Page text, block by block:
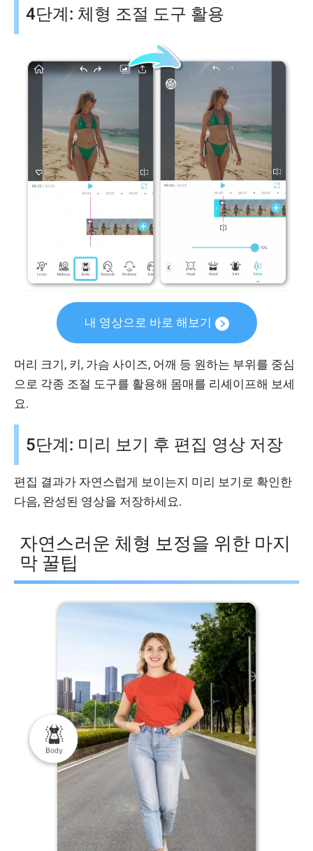
4단계: 체형 조절 도구 활용
내 영상으로 바로 해보기
머리 크기, 키, 가슴 사이즈, 어깨 등 원하는 부위를 중심
으로 각종 조절 도구를 활용해 몸매를 리셰이프해 보세
요.
5단계: 미리 보기 후 편집 영상 저장
편집 결과가 자연스럽게 보이는지 미리 보기로 확인한
다음, 완성된 영상을 저장하세요.
자연스러운 체형 보정을 위한 마지
막 꿀팁